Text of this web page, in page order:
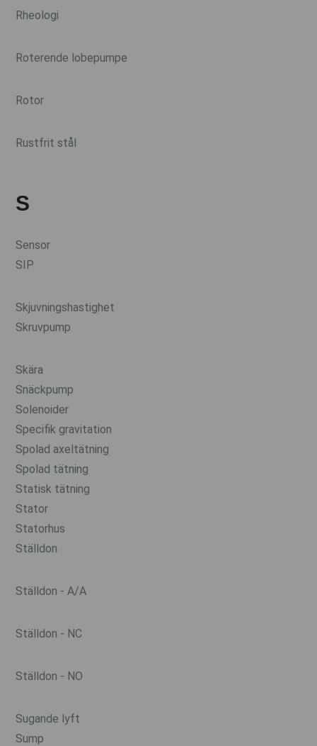
Rheologi
Roterende lobepumpe
Rotor
Rustfrit stål
S
Sensor
SIP
Skjuvningshastighet
Skruvpump
Skära
Snäckpump
Solenoider
Specifik gravitation
Spolad axeltätning
Spolad tätning
Statisk tätning
Stator
Statorhus
Ställdon
Ställdon - A/A
Ställdon - NC
Ställdon - NO
Sugande lyft
Sump